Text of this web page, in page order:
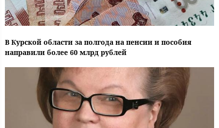
В Курской области за полгода на пенсии и пособия
направили более 60 млрд рублей